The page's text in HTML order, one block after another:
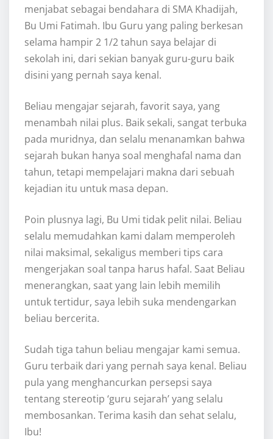
menjabat sebagai bendahara di SMA Khadijah,
Bu Umi Fatimah. Ibu Guru yang paling berkesan
selama hampir 2 1/2 tahun saya belajar di
sekolah ini, dari sekian banyak guru-guru baik
disini yang pernah saya kenal.
Beliau mengajar sejarah, favorit saya, yang
menambah nilai plus. Baik sekali, sangat terbuka
pada muridnya, dan selalu menanamkan bahwa
sejarah bukan hanya soal menghafal nama dan
tahun, tetapi mempelajari makna dari sebuah
kejadian itu untuk masa depan.
Poin plusnya lagi, Bu Umi tidak pelit nilai. Beliau
selalu memudahkan kami dalam memperoleh
nilai maksimal, sekaligus memberi tips cara
mengerjakan soal tanpa harus hafal. Saat Beliau
menerangkan, saat yang lain lebih memilih
untuk tertidur, saya lebih suka mendengarkan
beliau bercerita.
Sudah tiga tahun beliau mengajar kami semua.
Guru terbaik dari yang pernah saya kenal. Beliau
pula yang menghancurkan persepsi saya
tentang stereotip ‘guru sejarah’ yang selalu
membosankan. Terima kasih dan sehat selalu,
Ibu!